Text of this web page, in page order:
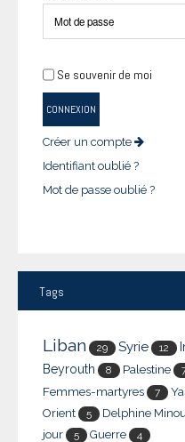
Se souvenir de moi
CONNEXION
Créer un compte
Identifiant oublié ?
Mot de passe oublié ?
Tags
Liban 29 Syrie 12
Beyrouth 8 Palestine
Femmes-martyres 7
Orient
5 Delphine
jour
5 Guerre 4